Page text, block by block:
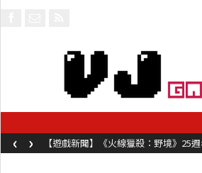
【遊戲新聞】《火線獵殺：野境》25
容同時系舊作限時超平價折扣
‹ ›